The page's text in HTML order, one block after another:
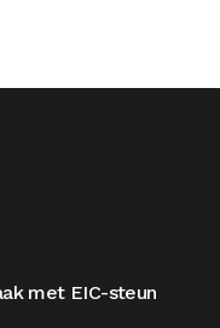
met EIC-steun